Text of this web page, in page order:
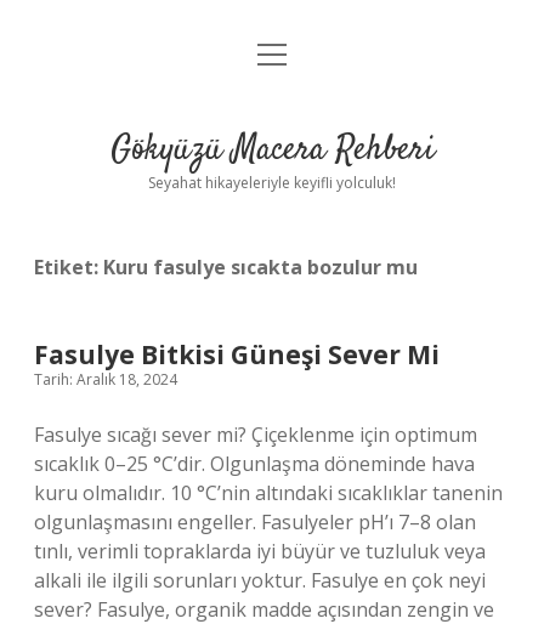
Anasayfa
Yasal Uyarı
menüyü
Gökyüzü Macera Rehberi
Seyahat hikayeleriyle keyifli yolculuk!
Etiket: Kuru fasulye sıcakta bozulur mu
Fasulye Bitkisi Güneşi Sever Mi
Tarih: Aralık 18, 2024
Fasulye sıcağı sever mi? Çiçeklenme için optimum
sıcaklık 0–25 °C’dir. Olgunlaşma döneminde hava
kuru olmalıdır. 10 °C’nin altındaki sıcaklıklar tanenin
olgunlaşmasını engeller. Fasulyeler pH’ı 7–8 olan
tınlı, verimli topraklarda iyi büyür ve tuzluluk veya
alkali ile ilgili sorunları yoktur. Fasulye en çok neyi
sever? Fasulye, organik madde açısından zengin ve